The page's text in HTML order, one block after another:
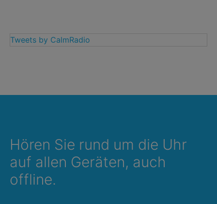
Tweets by CalmRadio
Hören Sie rund um die Uhr
auf allen Geräten, auch
offline.